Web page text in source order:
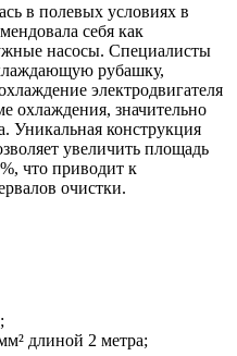
в полевых условиях в
себя как
насосы. Специалисты
рубашку,
электродвигателя
охлаждения, значительно
Уникальная конструкция
увеличить площадь
что приводит к
очистки.
длиной 2 метра;